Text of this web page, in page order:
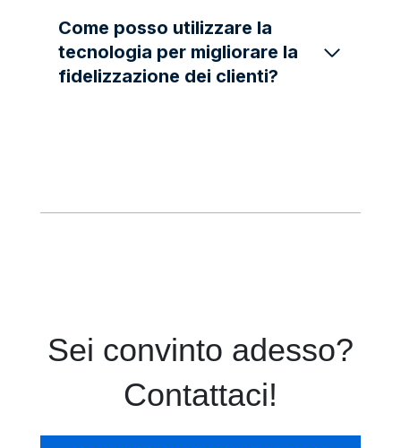
Come posso utilizzare la
tecnologia per migliorare la
fidelizzazione dei clienti?
Sei convinto adesso?
Contattaci!